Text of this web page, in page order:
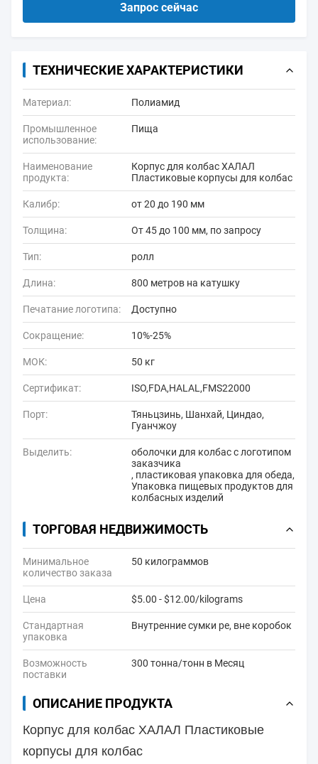
Запрос сейчас
ТЕХНИЧЕСКИЕ ХАРАКТЕРИСТИКИ
Материал: Полиамид
Промышленное
использование:
Пища
Наименование
продукта:
Корпус для колбас ХАЛАЛ
Пластиковые корпусы для колбас
Калибр: от 20 до 190 мм
Толщина: От 45 до 100 мм, по запросу
Тип: ролл
Длина: 800 метров на катушку
Печатание логотипа: Доступно
Сокращение: 10%-25%
МОК: 50 кг
Сертификат: ISO,FDA,HALAL,FMS22000
Порт:
Тяньцзинь, Шанхай, Циндао,
Гуанчжоу
Выделить:
оболочки для колбас с логотипом
заказчика
, пластиковая упаковка для обеда,
Упаковка пищевых продуктов для
колбасных изделий
ТОРГОВАЯ НЕДВИЖИМОСТЬ
Минимальное
количество заказа
50 килограммов
Цена $5.00 - $12.00/kilograms
Стандартная
упаковка
Внутренние сумки pe, вне коробок
Возможность
поставки
300 тонна/тонн в Месяц
ОПИСАНИЕ ПРОДУКТА
Корпус для колбас ХАЛАЛ Пластиковые
корпусы для колбас